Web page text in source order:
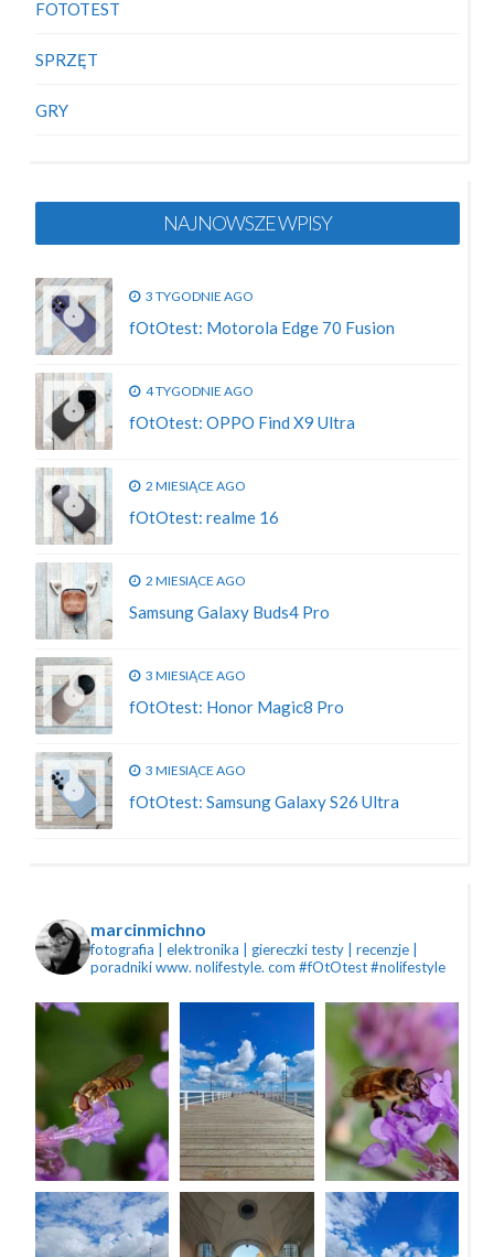
FOTOTEST
SPRZĘT
GRY
NAJNOWSZE WPISY
3 TYGODNIE AGO
fOtOtest: Motorola Edge 70 Fusion
4 TYGODNIE AGO
fOtOtest: OPPO Find X9 Ultra
2 MIESIĄCE AGO
fOtOtest: realme 16
2 MIESIĄCE AGO
Samsung Galaxy Buds4 Pro
3 MIESIĄCE AGO
fOtOtest: Honor Magic8 Pro
3 MIESIĄCE AGO
fOtOtest: Samsung Galaxy S26 Ultra
marcinmichno
fotografia | elektronika | giereczkitesty | recenzje |
poradnikiwww. nolifestyle. com #fOtOtest #nolifestyle